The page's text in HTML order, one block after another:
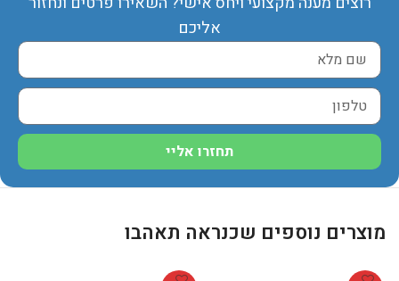
אליכם
תחזרו אליי
מוצרים נוספים שכנראה תאהבו